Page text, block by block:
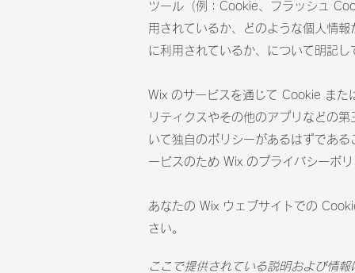
ツール（例：Cookie、フラッシュ
用されているか、どのような個人情
に利用されているか、について明記し
Wix のサービスを通じて Cookie また
リティクスやその他のアプリなどの
いて独自のポリシーがあるはずであ
ービスのため Wix のプライバシーポ
あなたの Wix ウェブサイトでの
さい。
ここで提供されている説明および情